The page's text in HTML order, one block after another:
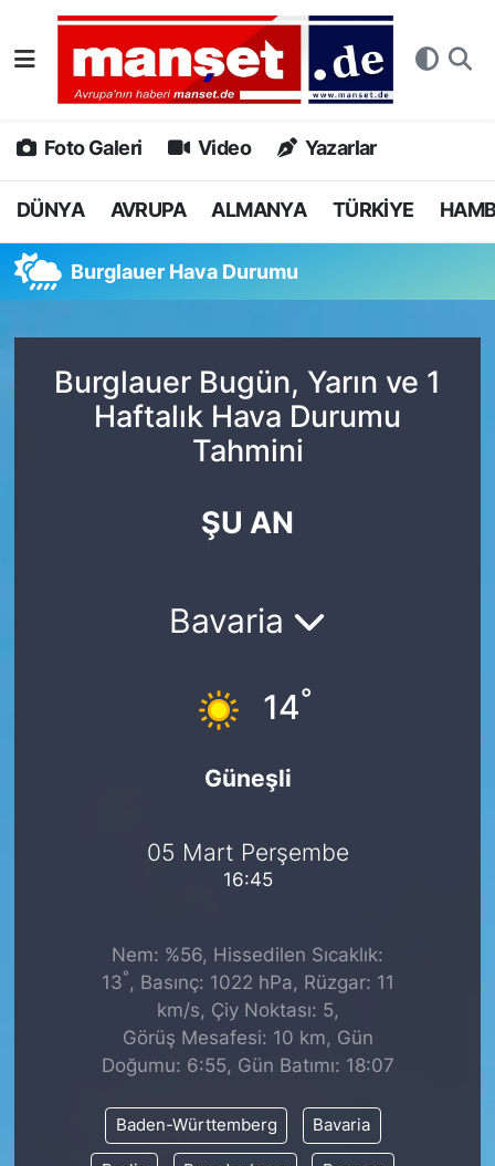
Foto Galeri Video Yazarlar
DÜNYA AVRUPA ALMANYA TÜRKİYE
Burglauer Hava Durumu
Burglauer Bugün, Yarın ve 1
Haftalık Hava Durumu
Tahmini
ŞU AN
Bavaria
14°
Güneşli
05 Mart Perşembe
16:45
Nem: %56, Hissedilen Sıcaklık:
13° , Basınç: 1022 hPa, Rüzgar: 11
km/s, Çiy Noktası: 5,
Görüş Mesafesi: 10 km, Gün
Doğumu: 6:55, Gün Batımı: 18:07
Baden-Württemberg Bavaria
DÜNYA
AVRUPA
ALMANYA
SPOR
DEUTSCH
Nöbetçi Eczaneler
Hava Durumu
Namaz Vakitleri
Tüm Manşetler
Son Dakika Haberleri